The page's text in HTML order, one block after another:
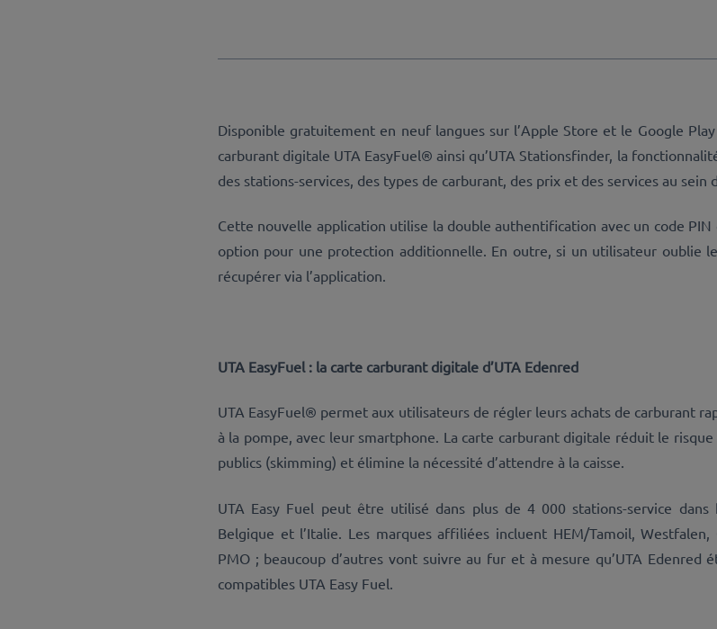
Disponible gratuitement en neuf langues sur l’Apple Store et le Google
carburant digitale UTA EasyFuel® ainsi qu’UTA Stationsfinder, la
des stations-services, des types de carburant, des prix et des services au sein
Cette nouvelle application utilise la double authentification avec un code
option pour une protection additionnelle. En outre, si un utilisateur oublie
récupérer via l’application.
UTA EasyFuel : la carte carburant digitale d’UTA Edenred
UTA EasyFuel® permet aux utilisateurs de régler leurs achats de carburant
à la pompe, avec leur smartphone. La carte carburant digitale réduit le
publics (skimming) et élimine la nécessité d’attendre à la caisse.
UTA Easy Fuel peut être utilisé dans plus de 4 000 stations-service dans
Belgique et l’Italie. Les marques affiliées incluent HEM/Tamoil,
PMO ; beaucoup d’autres vont suivre au fur et à mesure qu’UTA Edenred
compatibles UTA Easy Fuel.